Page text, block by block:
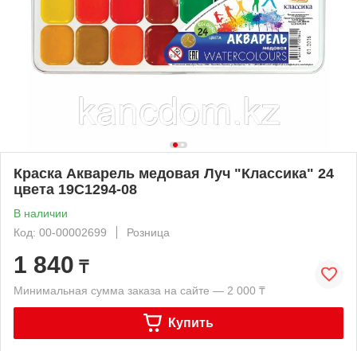
Краска Акварель медовая Луч "Классика" 24
цвета 19С1294-08
В наличии
Код: 00-00002699
Розница
1 840 ₸
Минимальная сумма заказа на сайте — 2 000 ₸
Купить